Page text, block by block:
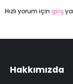
Hızlı yorum için giriş
Hakkımızda